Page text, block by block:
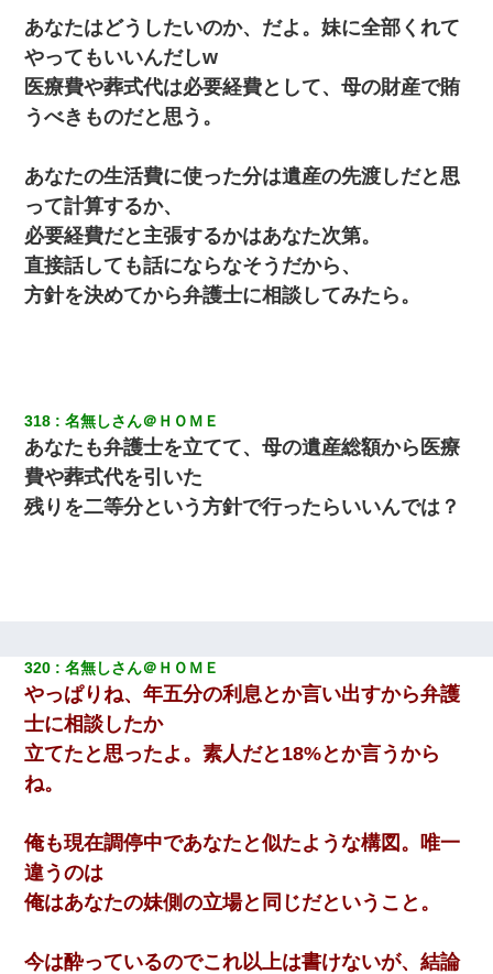
この母親は娘の黒歴史を掘り出さないと死ぬんか？ 死ぬんか？
【衝撃】職場に入って来た綺麗な新人さんに職場を案内すること
に → 新人「ドンッ！」私「！？」→ 突然、突き飛ばされて左手
の甲を踏みつけられて…
彼女(美人女医)にネックレスをプレゼント。「こんな安物を渡すく
らいなら、渡さないほうがマシだからね」→ ６０万したと話した
ら・・・
【クズ】昔、兄がお見合いして「ブスすぎｗｗｗ」と断った女性
が、兄の同級生と結婚。それを知った兄は荒れ狂い、｢嫁さん、俺
のお古ですが気分はどう？」とメールを送った→
旦那の元嫁「離婚したとはいえ、私が本来の妻。許可なく結婚す
るなんてどういう神経してるの？離婚届を記入して持って来い」
→笑いが止まらなくなり・・・
私（23）冗談のつもりで上司（27）に胸を揉ませた結果・・・
していて…』私「！？」→ 翌日。ママ友たちの様子が微妙におか
しくなり・・・
転職先が決まったので退職の意思を伝えたら。上司「無責任」
「簡単には辞めさせない」私（どうせ辞めるし…）→ 思いっきり
反論をしてみた
「本当に家まで来たの？証拠は？」旦那「俺の言葉が信じられな
いのか！」→ 離婚後
日航機墜落事故の「ここからは日本語で大丈夫ですよ〜」の絶望
あなたはどうしたいのか、だよ。妹に全部くれて
やってもいいんだしw
医療費や葬式代は必要経費として、母の財産で賄
うべきものだと思う。
あなたの生活費に使った分は遺産の先渡しだと思
って計算するか、
必要経費だと主張するかはあなた次第。
直接話しても話にならなそうだから、
方針を決めてから弁護士に相談してみたら。
318 名無しさん＠ＨＯＭＥ
あなたも弁護士を立てて、母の遺産総額から医療
費や葬式代を引いた
残りを二等分という方針で行ったらいいんでは？
320 名無しさん＠ＨＯＭＥ
やっぱりね、年五分の利息とか言い出すから弁護
士に相談したか
立てたと思ったよ。素人だと18%とか言うから
ね。
俺も現在調停中であなたと似たような構図。唯一
違うのは
俺はあなたの妹側の立場と同じだということ。
今は酔っているのでこれ以上は書けないが、結論